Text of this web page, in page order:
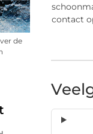
de
contact